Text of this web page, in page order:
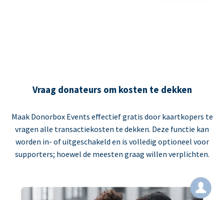
Vraag donateurs om kosten te dekken
Maak Donorbox Events effectief gratis door kaartkopers te
vragen alle transactiekosten te dekken. Deze functie kan
worden in- of uitgeschakeld en is volledig optioneel voor
supporters; hoewel de meesten graag willen verplichten.